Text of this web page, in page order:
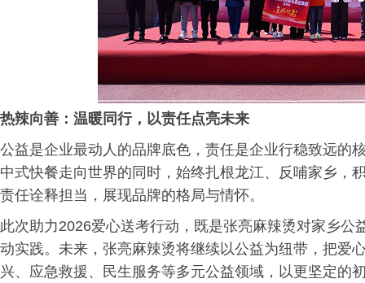
热辣向善：温暖同行，以责任点亮未来
公益是企业最动人的品牌底色，责任是企业行稳致远的
中式快餐走向世界的同时，始终扎根龙江、反哺家乡，
责任诠释担当，展现品牌的格局与情怀。
此次助力2026爱心送考行动，既是张亮麻辣烫对家乡
动实践。未来，张亮麻辣烫将继续以公益为纽带，把爱
兴、应急救援、民生服务等多元公益领域，以更坚定的